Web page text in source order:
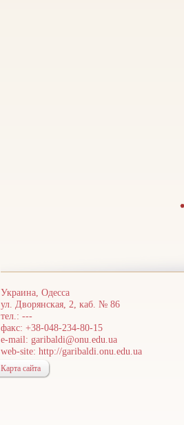
Украина, Одесса
ул. Дворянская, 2, каб. № 86
тел.: ---
факс: +38-048-234-80-15
e-mail: garibaldi@onu.edu.ua
web-site: http://garibaldi.onu.edu.ua
Карта сайта